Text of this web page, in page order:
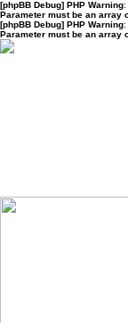
[phpBB Debug] PHP Warning:
Parameter must be an array
[phpBB Debug] PHP Warning:
Parameter must be an array